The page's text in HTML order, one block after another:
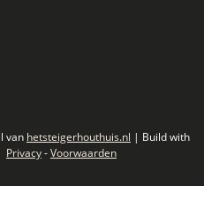
van hetsteigerhouthuis.nl | Build with
Privacy-Voorwaarden